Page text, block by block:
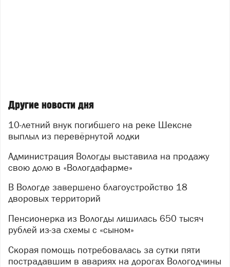
Другие новости дня
10-летний внук погибшего на реке Шексне
выплыл из перевёрнутой лодки
Администрация Вологды выставила на продажу
свою долю в «Вологдафарме»
В Вологде завершено благоустройство 18
дворовых территорий
Пенсионерка из Вологды лишилась 650 тысяч
рублей из-за схемы с «сыном»
Скорая помощь потребовалась за сутки пяти
пострадавшим в авариях на дорогах Вологодчины